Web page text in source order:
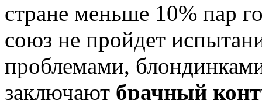
стране меньше 10% пар
союз не пройдет
проблемами,
заключают брачный